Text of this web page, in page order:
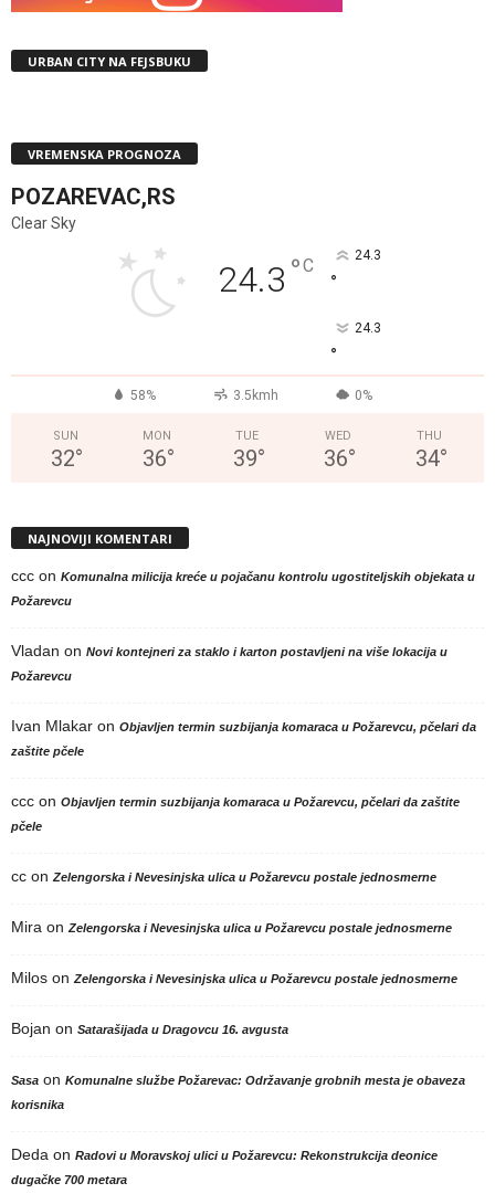
URBAN CITY NA FEJSBUKU
VREMENSKA PROGNOZA
POZAREVAC,RS
Clear Sky
24.3 °C 24.3
°
24.3
°
58% 3.5kmh 0%
SUN
32°
MON
36°
TUE
39°
WED
36°
THU
34°
NAJNOVIJI KOMENTARI
ccc on Komunalna milicija kreće u pojačanu kontrolu ugostiteljskih objekata u
Požarevcu
Vladan on Novi kontejneri za staklo i karton postavljeni na više lokacija u
Požarevcu
Ivan Mlakar on Objavljen termin suzbijanja komaraca u Požarevcu, pčelari da
zaštite pčele
ccc on Objavljen termin suzbijanja komaraca u Požarevcu, pčelari da zaštite
pčele
cc on Zelengorska i Nevesinjska ulica u Požarevcu postale jednosmerne
Mira on Zelengorska i Nevesinjska ulica u Požarevcu postale jednosmerne
Milos on Zelengorska i Nevesinjska ulica u Požarevcu postale jednosmerne
Bojan on Satarašijada u Dragovcu 16. avgusta
Sasa on Komunalne službe Požarevac: Održavanje grobnih mesta je obaveza
korisnika
Deda on Radovi u Moravskoj ulici u Požarevcu: Rekonstrukcija deonice
dugačke 700 metara